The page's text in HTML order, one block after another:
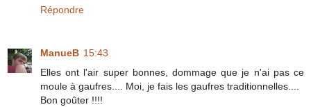
Répondre
ManueB 15:43
Elles ont l'air super bonnes, dommage que je n'ai pas ce
moule à gaufres.... Moi, je fais les gaufres traditionnelles....
Bon goûter !!!!